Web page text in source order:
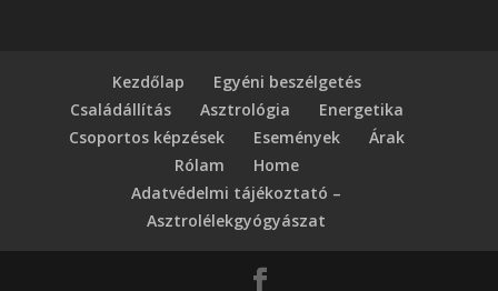
Kezdőlap
Egyéni beszélgetés
Családállítás
Asztrológia
Energetika
Csoportos képzések
Események
Árak
Rólam
Home
Adatvédelmi tájékoztató –
Asztrolélekgyógyászat